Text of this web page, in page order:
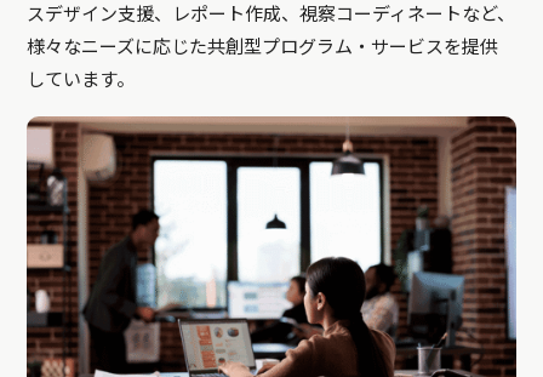
スデザイン支援、レポート作成、視察コーディネートなど、
様々なニーズに応じた共創型プログラム・サービスを提供
しています。